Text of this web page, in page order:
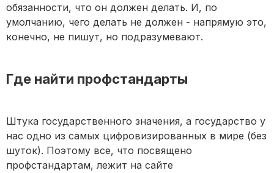
обязанности, что он должен делать. И, по
умолчанию, чего делать не должен - напрямую это,
конечно, не пишут, но подразумевают.
Где найти профстандарты
Штука государственного значения, а государство у
нас одно из самых цифровизированных в мире (без
шуток). Поэтому все, что посвящено
профстандартам, лежит на сайте